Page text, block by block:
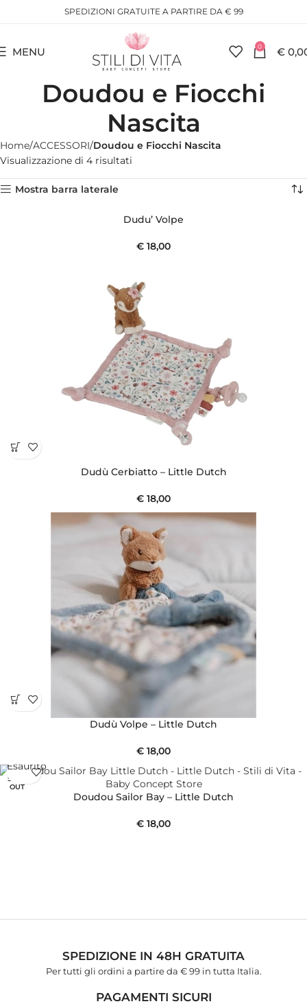
SPEDIZIONI GRATUITE A PARTIRE DA € 99
MENU 0 €
Doudou e Fiocchi
Nascita
Home ACCESSORI Doudou e Fiocchi Nascita
Visualizzazione di 4 risultati
Mostra barra laterale
Dudu’ Volpe
€ 18,00
Dudù Cerbiatto – Little Dutch
€ 18,00
Dudù Volpe – Little Dutch
€ 18,00
SOLD
OUT
Esaurito
Doudou Sailor Bay – Little Dutch
€ 18,00
SPEDIZIONE IN 48H GRATUITA
Per tutti gli ordini a partire da € 99 in tutta Italia.
PAGAMENTI SICURI